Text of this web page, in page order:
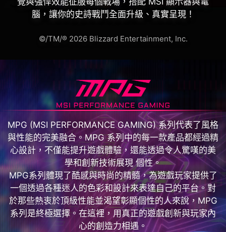
腦，讓你的史詩戰鬥全面升級、真實呈現！
©/TM/® 2026 Blizzard Entertainment, Inc.
MPG (MSI PERFORMANCE GAMING) 系列代表了風格
與性能的完美融合。MPG 系列中的每一款產品都經過精
心設計，不僅能提升遊戲體驗，還能透過令人驚嘆的美
學和創新技術展現 個性。
MPG系列體現了酷感與時尚的精髓，為遊戲玩家提供了
一個透過各種迷人的色彩和設計來表達自己的平台。對
於那些熱衷於頂級性能並渴望彰顯個性的人來說，MPG
系列是終極選擇。在這裡，用真正的遊戲創新與玩家內
心的創造力相遇。